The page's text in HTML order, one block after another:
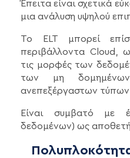
Έπειτα είναι σχετικά
μια ανάλυση υψηλού
Το ELT μπορεί
περιβάλλοντα Cloud,
τις μορφές των
των μη
ανεπεξέργαστων
Είναι συμβατό με
δεδομένων) ως